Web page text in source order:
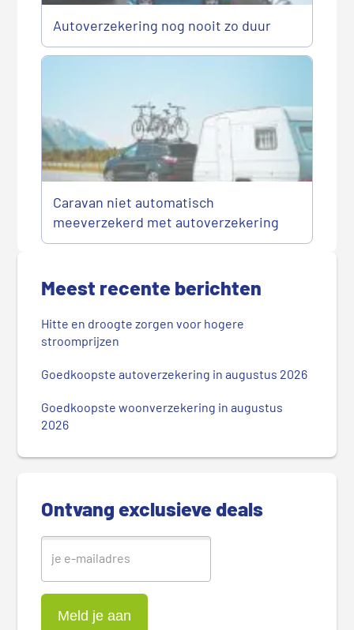
Autoverzekering nog nooit zo duur
Caravan niet automatisch
meeverzekerd met autoverzekering
d
Meest recente berichten
Hitte en droogte zorgen voor hogere
stroomprijzen
Goedkoopste autoverzekering in augustus 2026
Goedkoopste woonverzekering in augustus
2026
Ontvang exclusieve deals